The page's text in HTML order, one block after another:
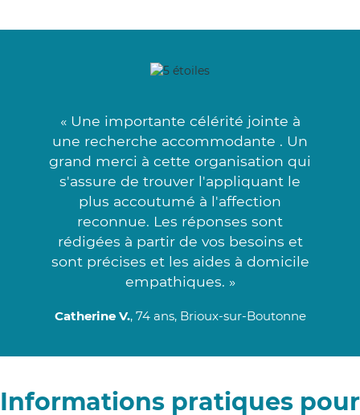
« Une importante célérité jointe à
une recherche accommodante . Un
grand merci à cette organisation qui
s'assure de trouver l'appliquant le
plus accoutumé à l'affection
reconnue. Les réponses sont
rédigées à partir de vos besoins et
sont précises et les aides à domicile
empathiques. »
Catherine V., 74 ans, Brioux-sur-Boutonne
Informations pratiques pour